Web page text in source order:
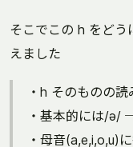
そこでこの h をどう
えました
・h そのものの
・基本的には/ə/
・母音(a,e,i,o,u)